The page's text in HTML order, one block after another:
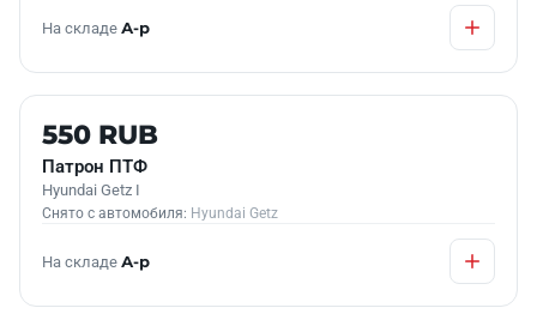
На складе А-р
Б/У В НАЛИЧИИ
550 RUB
Патрон ПТФ
Hyundai Getz I
Снято с автомобиля: Hyundai Getz
На складе А-р